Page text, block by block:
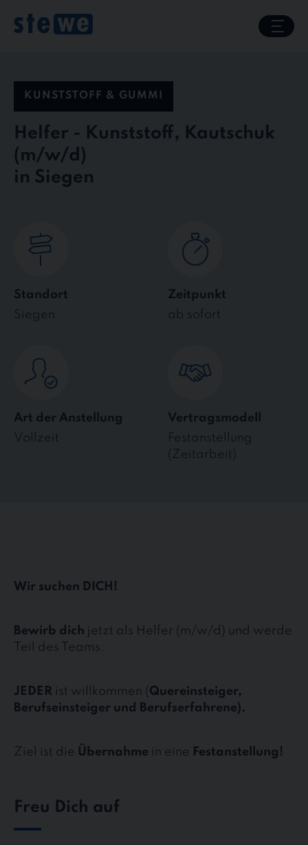
content
KUNSTSTOFF & GUMMI
Helfer - Kunststoff, Kautschuk
in Siegen
Standort
Siegen
Zeitpunkt
ab sofort
Art der Anstellung
Vollzeit
Vertragsmodell
Festanstellung
(Zeitarbeit)
Wir suchen DICH!
Bewirb dich jetzt als Helfer (m/w/d) und werde
Teil des Teams.
JEDER ist willkommen (Quereinsteiger,
Berufseinsteiger und Berufserfahrene).
Ziel ist die Übernahme in eine Festanstellung!
Freu Dich auf